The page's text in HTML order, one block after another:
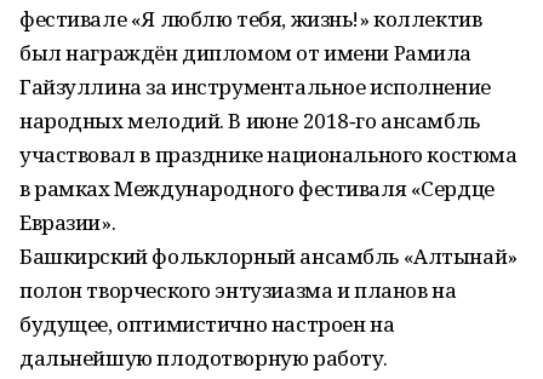
фестивале «Я люблю тебя, жизнь!» коллектив
был награждён дипломом от имени Рамила
Гайзуллина за инструментальное исполнение
народных мелодий. В июне 2018‑го ансамбль
участвовал в празднике национального костюма
в рамках Международного фестиваля «Сердце
Евразии».
Башкирский фольклорный ансамбль «Алтынай»
полон творческого энтузиазма и планов на
будущее, оптимистично настроен на
дальнейшую плодотворную работу.